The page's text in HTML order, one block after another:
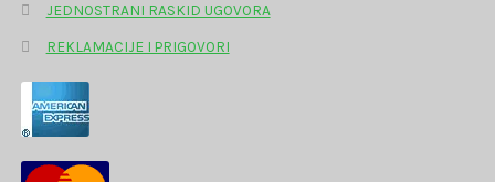
JEDNOSTRANI RASKID UGOVORA
REKLAMACIJE I PRIGOVORI